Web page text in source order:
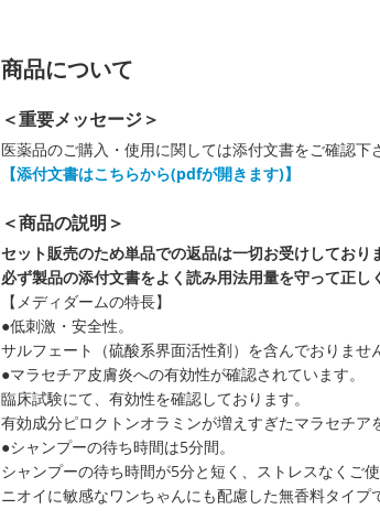
商品について
＜重要メッセージ＞
医薬品のご購入・使用に関しては添付文書をご確認下
【添付文書はこちらから(pdfが開きます)】
＜商品の説明＞
セット販売のため単品での返品は一切お受けしており
必ず製品の添付文書をよく読み用法用量を守って正し
【メディダームの特長】
●低刺激・安全性。
サルフェート（硫酸系界面活性剤）を含んでおりませ
●マラセチア皮膚炎への有効性が確認されています。
臨床試験にて、有効性を確認しております。
有効成分ピロクトンオラミンが増えすぎたマラセチア
●シャンプーの待ち時間は5分間。
シャンプーの待ち時間が5分と短く、ストレスなくご使
ニオイに敏感なワンちゃんにも配慮した無香料タイプ